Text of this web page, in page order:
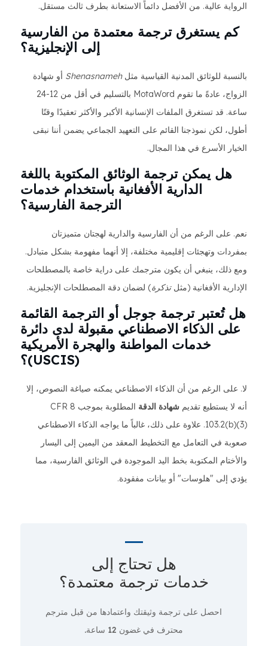
الرواية عالية. من الأفضل دائماً الاستعانة بطرف ثالث مستقل.
كم يستغرق ترجمة معتمدة من الفارسية
إلى الإنجليزية؟
بالنسبة للوثائق المدنية القياسية مثل Shenasnameh أو شهادة
الزواج، عادةً ما تقوم MotaWord بالتسليم في أقل من 12-24
ساعة. قد تستغرق الملفات الإنسانية الأكبر والأكثر تعقيدًا وقتًا
أطول، لكن نموذجنا القائم على التعهيد الجماعي يضمن أننا نبقى
الخيار الأسرع في هذا المجال.
هل يمكن ترجمة الوثائق المكتوبة باللغة
الدارية الأفغانية باستخدام خدمات
الترجمة الفارسية؟
نعم. على الرغم من أن الفارسية والدارية لهجتان متميزتان
بمفردات وتهجئات إقليمية مختلفة، إلا أنهما مفهومة بشكل متبادل.
ومع ذلك، ينبغي أن يكون مترجمك على دراية خاصة بالمصطلحات
الإدارية الأفغانية (مثل تذكرة) لضمان دقة المصطلحات الإنجليزية.
هل تُعتبر ترجمة جوجل أو الترجمة القائمة
على الذكاء الاصطناعي مقبولة لدى دائرة
خدمات المواطنة والهجرة الأمريكية
(USCIS)؟
لا. على الرغم من أن الذكاء الاصطناعي يمكنه صياغة النصوص، إلا
أنه لا يستطيع تقديم شهادة الدقة
المطلوبة بموجب 8 CFR
103.2(b)(3). علاوة على ذلك، غالباً ما يواجه الذكاء الاصطناعي
صعوبة في التعامل مع التخطيط المعقد من اليمين إلى اليسار
والأختام المكتوبة بخط اليد الموجودة في الوثائق الفارسية، مما
يؤدي إلى "هلوسات" أو بيانات مفقودة.
هل تحتاج إلى
خدمات ترجمة معتمدة؟
احصل على ترجمة وثيقتك واعتمادها من قبل مترجم
محترف في غضون 12 ساعة.